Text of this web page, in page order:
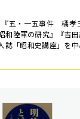
五・一五事件 橘孝
和陸軍の研究』『吉
誌「昭和史講座」を